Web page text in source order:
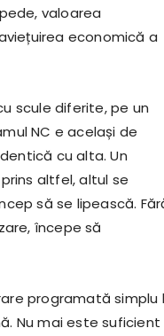
valoarea
economică a
scule diferite, pe un
NC e același de
cu alta. Un
altfel, altul se
să se lipească.
începe să
programată simplu
Nu mai este suficient